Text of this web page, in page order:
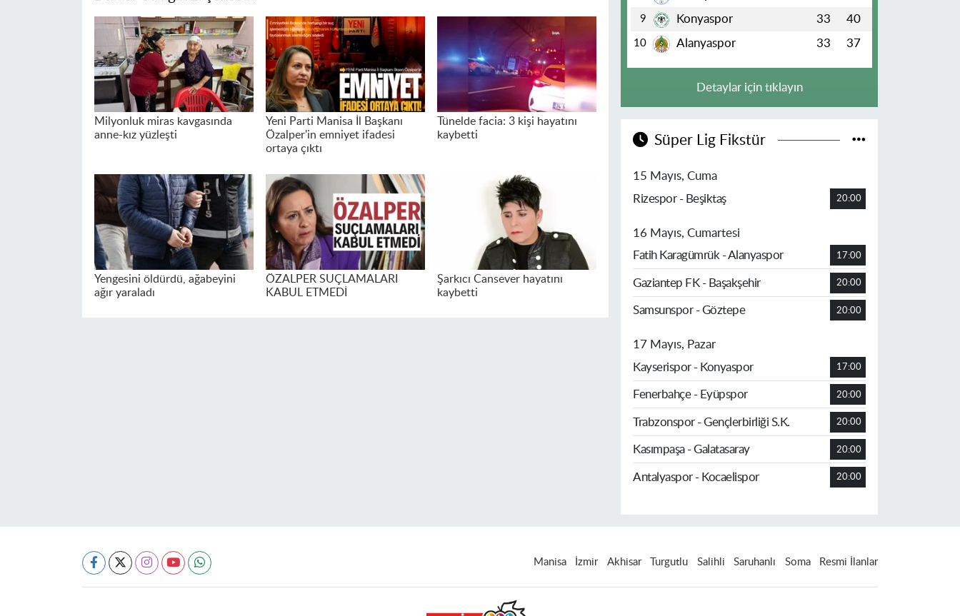
Milyonluk miras kavgasında
anne-kız yüzleşti
Yeni Parti Manisa İl Başkanı
Özalper'in emniyet ifadesi
ortaya çıktı
Tünelde facia: 3 kişi hayatını
kaybetti
Yengesini öldürdü, ağabeyini
ağır yaraladı
ÖZALPER SUÇLAMALARI
KABUL ETMEDİ
Şarkıcı Cansever hayatını
kaybetti
9 Konyaspor 33 40
10 Alanyaspor 33 37
Detaylar için tıklayın
Süper Lig Fikstür
15 Mayıs, Cuma
Rizespor - Beşiktaş
20:00
16 Mayıs, Cumartesi
Fatih Karagümrük - Alanyaspor
17:00
Gaziantep FK - Başakşehir 20:00
Samsunspor - Göztepe 20:00
17 Mayıs, Pazar
Kayserispor - Konyaspor
17:00
Fenerbahçe - Eyüpspor 20:00
Trabzonspor - Gençlerbirliği S.K. 20:00
Kasımpaşa - Galatasaray 20:00
Antalyaspor - Kocaelispor 20:00
Manisa İzmir Akhisar Turgutlu Salihli Saruhanlı Soma Resmi İlanlar